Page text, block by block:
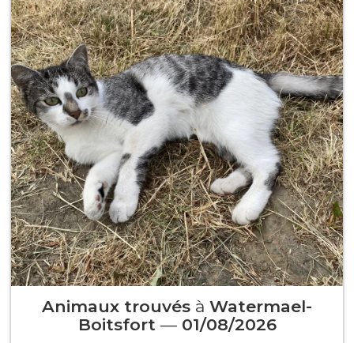
Animaux trouvés à Watermael-
Boitsfort — 01/08/2026